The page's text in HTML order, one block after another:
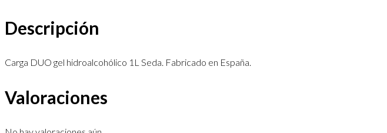
Descripción
Carga DUO gel hidroalcohólico 1L Seda. Fabricado en España.
Valoraciones